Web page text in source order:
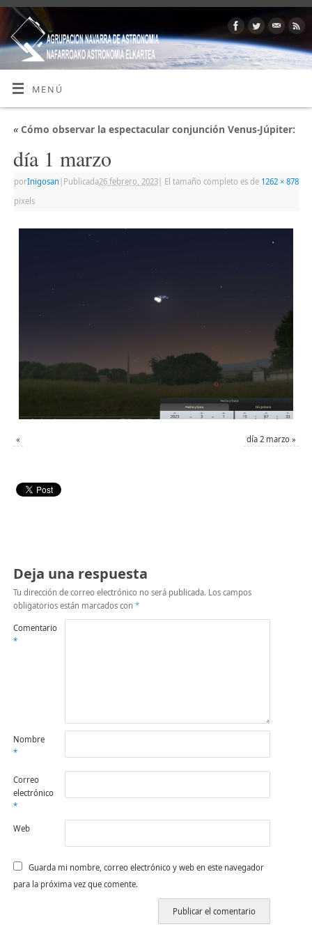
MENÚ
«Cómo observar la espectacular conjunción Venus-Júpiter:
día 1 marzo
porInigosan Publicada26 febrero, 2023| El tamaño completo es de 1262 × 878
pixels
« día 2 marzo »
Deja una respuesta
Tu dirección de correo electrónico no será publicada. Los campos
obligatorios están marcados con *
Comentario
*
Nombre
*
Correo
electrónico
*
Web
Guarda mi nombre, correo electrónico y web en este navegador
para la próxima vez que comente.